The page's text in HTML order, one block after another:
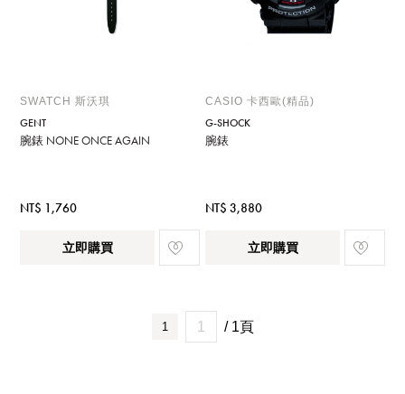
SWATCH 斯沃琪
GENT
腕錶 NONE ONCE AGAIN
NT$ 1,760
立即購買
CASIO 卡西歐(精品)
G-SHOCK
腕錶
NT$ 3,880
立即購買
1 / 1頁